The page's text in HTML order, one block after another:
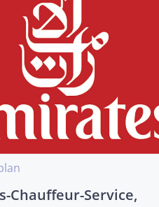
Chauffeur-Service,